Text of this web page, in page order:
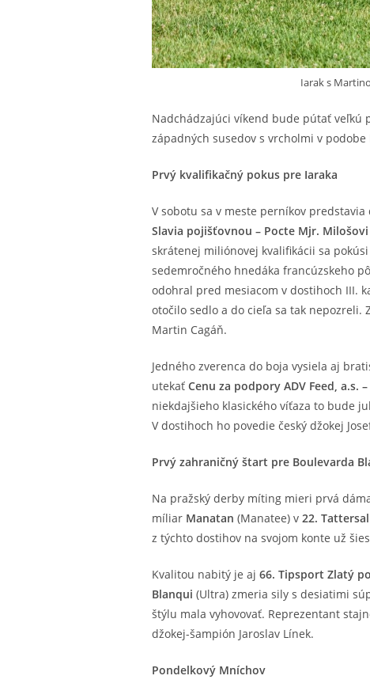
Iarak s
Nadchádzajúci víkend bude pútať veľkú
západných susedov s vrcholmi v
Prvý kvalifikačný pokus pre Iaraka
V sobotu sa v meste perníkov
Slavia pojišťovnou – Pocte Mjr.
skrátenej miliónovej kvalifikácii sa
sedemročného hnedáka francúzskeho
odohral pred mesiacom v dostihoch III.
otočilo sedlo a do cieľa sa tak nepozreli.
Martin Cagáň.
Jedného zverenca do boja vysiela aj
utekať Cenu za podpory ADV Feed, a.s.
niekdajšieho klasického víťaza to bude
V dostihoch ho povedie český džokej
Prvý zahraničný štart pre Boulevarda
Na pražský derby míting mieri prvá
míliar Manatan (Manatee) v 22.
z týchto dostihov na svojom konte už
Kvalitou nabitý je aj 66. Tipsport Zlatý
Blanqui (Ultra) zmeria sily s desiatimi
štýlu mala vyhovovať. Reprezentant
džokej-šampión Jaroslav Línek.
Pondelkový Mníchov